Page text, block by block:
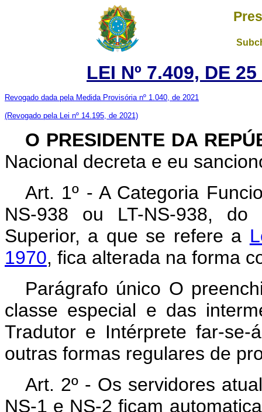
LEI Nº 7.409, DE
Revogado dada pela Medida Provisória nº 1.040, de 2021
(Revogado pela Lei nº 14.195, de 2021)
O PRESIDENTE DA
Nacional decreta e eu
Art. 1º - A Categoria
NS-938 ou LT-NS-938, do
Superior, a que se refere a
1970, fica alterada na forma
Parágrafo único O
classe especial e das
Tradutor e Intérprete far-se-
outras formas regulares de
Art. 2º - Os servidores
NS-1 e NS-2 ficam